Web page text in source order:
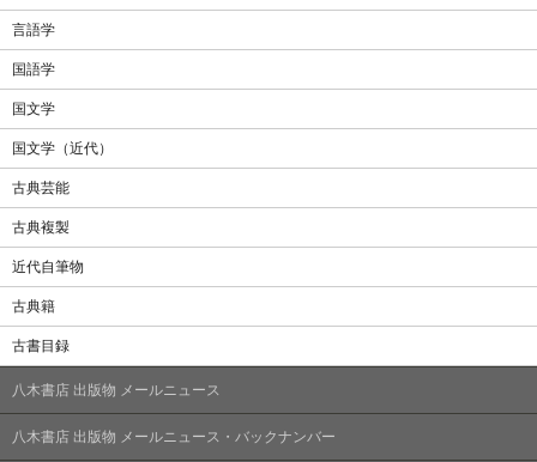
言語学
国語学
国文学
国文学（近代）
古典芸能
古典複製
近代自筆物
古典籍
古書目録
八木書店 出版物 メールニュース
八木書店 出版物 メールニュース・バックナンバー